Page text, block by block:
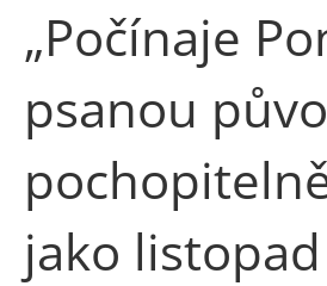
„Počínaje
psanou
jako